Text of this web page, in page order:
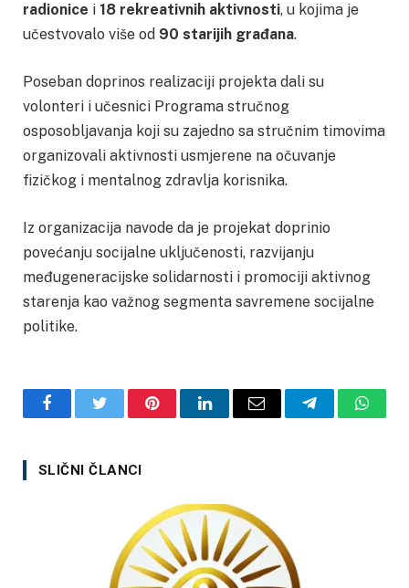
radionice i 18 rekreativnih aktivnosti, u kojima je
učestvovalo više od 90 starijih građana.
Poseban doprinos realizaciji projekta dali su
volonteri i učesnici Programa stručnog
osposobljavanja koji su zajedno sa stručnim timovima
organizovali aktivnosti usmjerene na očuvanje
fizičkog i mentalnog zdravlja korisnika.
Iz organizacija navode da je projekat doprinio
povećanju socijalne uključenosti, razvijanju
međugeneracijske solidarnosti i promociji aktivnog
starenja kao važnog segmenta savremene socijalne
politike.
FacebookTwitter PinterestLinkedInEmail Telegram
SLIČNI ČLANCI